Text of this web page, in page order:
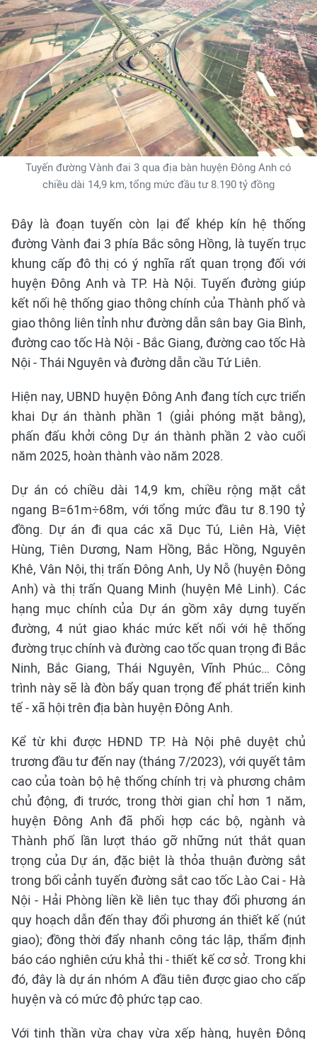
Tuyến đường Vành đai 3 qua địa bàn huyện Đông Anh có
chiều dài 14,9 km, tổng mức đầu tư 8.190 tỷ đồng
Đây là đoạn tuyến còn lại để khép kín hệ thống
đường Vành đai 3 phía Bắc sông Hồng, là tuyến trục
khung cấp đô thị có ý nghĩa rất quan trọng đối với
huyện Đông Anh và TP. Hà Nội. Tuyến đường giúp
kết nối hệ thống giao thông chính của Thành phố và
giao thông liên tỉnh như đường dẫn sân bay Gia Bình,
đường cao tốc Hà Nội - Bắc Giang, đường cao tốc Hà
Nội - Thái Nguyên và đường dẫn cầu Tứ Liên.
Hiện nay, UBND huyện Đông Anh đang tích cực triển
khai Dự án thành phần 1 (giải phóng mặt bằng),
phấn đấu khởi công Dự án thành phần 2 vào cuối
năm 2025, hoàn thành vào năm 2028.
Dự án có chiều dài 14,9 km, chiều rộng mặt cắt
ngang B=61m÷68m, với tổng mức đầu tư 8.190 tỷ
đồng. Dự án đi qua các xã Dục Tú, Liên Hà, Việt
Hùng, Tiên Dương, Nam Hồng, Bắc Hồng, Nguyên
Khê, Vân Nội, thị trấn Đông Anh, Uy Nỗ (huyện Đông
Anh) và thị trấn Quang Minh (huyện Mê Linh). Các
hạng mục chính của Dự án gồm xây dựng tuyến
đường, 4 nút giao khác mức kết nối với hệ thống
đường trục chính và đường cao tốc quan trọng đi Bắc
Ninh, Bắc Giang, Thái Nguyên, Vĩnh Phúc… Công
trình này sẽ là đòn bẩy quan trọng để phát triển kinh
tế - xã hội trên địa bàn huyện Đông Anh.
Kể từ khi được HĐND TP. Hà Nội phê duyệt chủ
trương đầu tư đến nay (tháng 7/2023), với quyết tâm
cao của toàn bộ hệ thống chính trị và phương châm
chủ động, đi trước, trong thời gian chỉ hơn 1 năm,
huyện Đông Anh đã phối hợp các bộ, ngành và
Thành phố lần lượt tháo gỡ những nút thắt quan
trọng của Dự án, đặc biệt là thỏa thuận đường sắt
trong bối cảnh tuyến đường sắt cao tốc Lào Cai - Hà
Nội - Hải Phòng liền kề liên tục thay đổi phương án
quy hoạch dẫn đến thay đổi phương án thiết kế (nút
giao); đồng thời đẩy nhanh công tác lập, thẩm định
báo cáo nghiên cứu khả thi - thiết kế cơ sở. Trong khi
đó, đây là dự án nhóm A đầu tiên được giao cho cấp
huyện và có mức độ phức tạp cao.
Với tinh thần vừa chạy vừa xếp hàng, huyện Đông